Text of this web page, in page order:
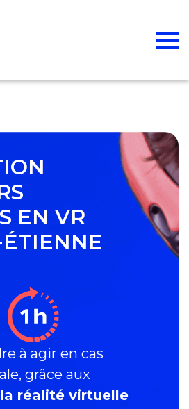
EN VR
à agir en cas
grâce aux
réalité virtuelle